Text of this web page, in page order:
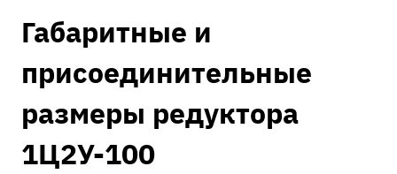
Габаритные и
присоединительные
размеры редуктора
1Ц2У-100